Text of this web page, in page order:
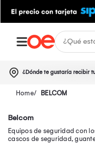
¿Dónde te gustaría recibir
BELCOM
Belcom
Equipos de seguridad con
cascos de seguridad,